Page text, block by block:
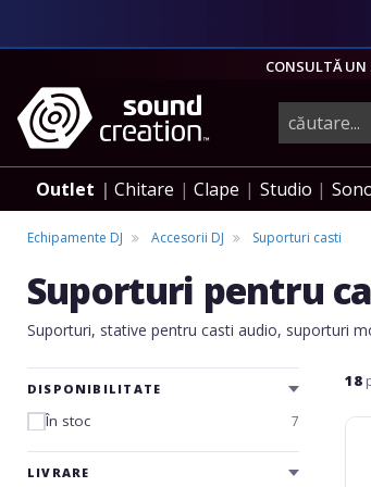
CONSULTĂ UN
instrumente
muzicale,
pro-
audio
Outlet Chitare Clape Studio
Echipamente DJ Accesorii DJ Suporturi casti
Suporturi pentru
Suporturi, stative pentru casti audio, suporturi
DISPONIBILITATE
În stoc 7
LIVRARE
18